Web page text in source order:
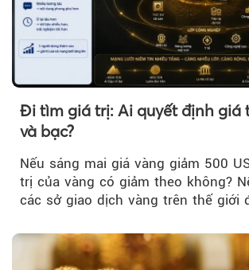
Đi tìm giá trị: Ai quyết định giá
và bạc?
Nếu sáng mai giá vàng giảm 500
trị của vàng có giảm theo không?
các sở giao dịch vàng trên thế giới